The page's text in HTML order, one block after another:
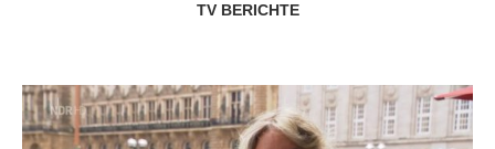
TV BERICHTE